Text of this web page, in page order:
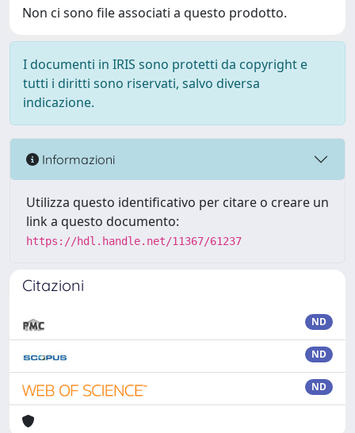
Non ci sono file associati a questo prodotto.
I documenti in IRIS sono protetti da copyright e
tutti i diritti sono riservati, salvo diversa
indicazione.
Informazioni
Utilizza questo identificativo per citare o creare un
link a questo documento:
https://hdl.handle.net/11367/61237
Citazioni
ND
ND
ND